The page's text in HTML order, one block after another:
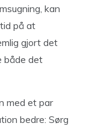
kan
på at
gjort det
både det
med et par
bedre: Sørg